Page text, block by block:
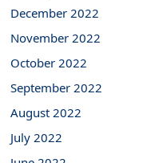
December 2022
November 2022
October 2022
September 2022
August 2022
July 2022